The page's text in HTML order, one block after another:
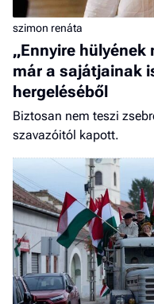
szimon renáta
„Ennyire hülyének
már a sajátjainak
hergeléséből
Biztosan nem teszi
szavazóitól kapott.